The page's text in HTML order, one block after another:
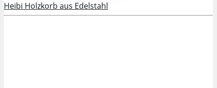
Heibi Holzkorb aus Edelstahl